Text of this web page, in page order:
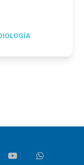
YoutubeWhatsapp